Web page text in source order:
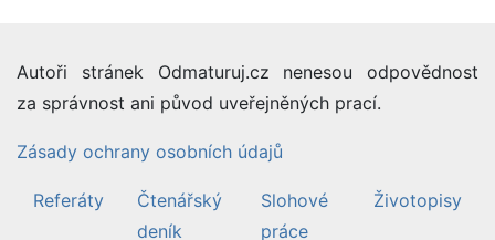
Autoři stránek Odmaturuj.cz nenesou odpovědnost
za správnost ani původ uveřejněných prací.
Zásady ochrany osobních údajů
Referáty
Čtenářský
deník
Slohové
práce
Životopisy